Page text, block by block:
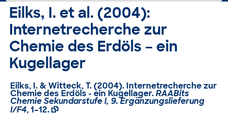
Eilks, I. et al. (2004):
Internetrecherche zur
Chemie des Erdöls – ein
Kugellager
Eilks, I. & Witteck, T. (2004). Internetrecherche zur
Chemie des Erdöls - ein Kugellager.RAABits
Chemie Sekundarstufe I, 9. Ergänzungslieferung
I/F4, 1–12. 